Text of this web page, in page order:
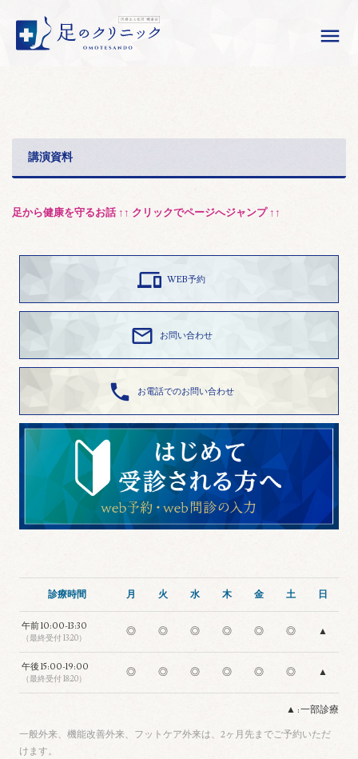
講演資料
足から健康を守るお話 ↑↑ クリックでページへジャンプ ↑↑
 WEB予約
 お問い合わせ
 お電話でのお問い合わせ
診療時間 月 火 水 木 金 土 日
午前10:00-13:30
（最終受付 13:20）
◎ ◎ ◎ ◎ ◎ ◎ ▲
午後15:00-19:00
（最終受付 18:20）
◎ ◎ ◎ ◎ ◎ ◎ ▲
▲ : 一部診療
一般外来、機能改善外来、フットケア外来は、2ヶ月先までご予約いただ
けます。
